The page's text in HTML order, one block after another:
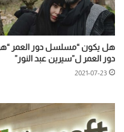
هل يكون “مسلسل دور العمر
دور العمر ل”سيرين عبد النور”
2021-07-23